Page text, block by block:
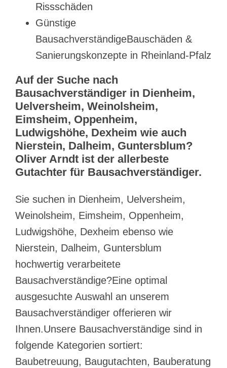
Rissschäden
Günstige
BausachverständigeBauschäden &
Sanierungskonzepte in Rheinland-Pfalz
Auf der Suche nach
Bausachverständiger in Dienheim,
Uelversheim, Weinolsheim,
Eimsheim, Oppenheim,
Ludwigshöhe, Dexheim wie auch
Nierstein, Dalheim, Guntersblum?
Oliver Arndt ist der allerbeste
Gutachter für Bausachverständiger.
Sie suchen in Dienheim, Uelversheim,
Weinolsheim, Eimsheim, Oppenheim,
Ludwigshöhe, Dexheim ebenso wie
Nierstein, Dalheim, Guntersblum
hochwertig verarbeitete
Bausachverständige?Eine optimal
ausgesuchte Auswahl an unserem
Bausachverständiger offerieren wir
Ihnen.Unsere Bausachverständige sind in
folgende Kategorien sortiert:
Baubetreuung, Baugutachten, Bauberatung